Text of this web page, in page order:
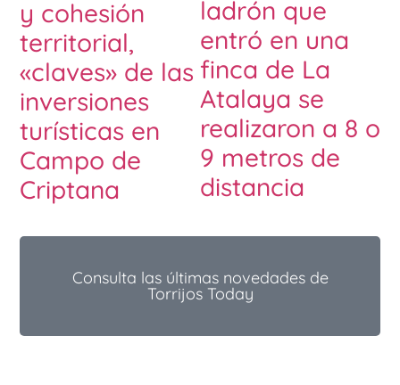
y cohesión
territorial,
«claves» de las
inversiones
turísticas en
Campo de
Criptana
ladrón que
entró en una
finca de La
Atalaya se
realizaron a 8 o
9 metros de
distancia
Consulta las últimas novedades de
Torrijos Today